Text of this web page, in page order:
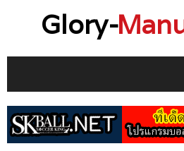
Glory-